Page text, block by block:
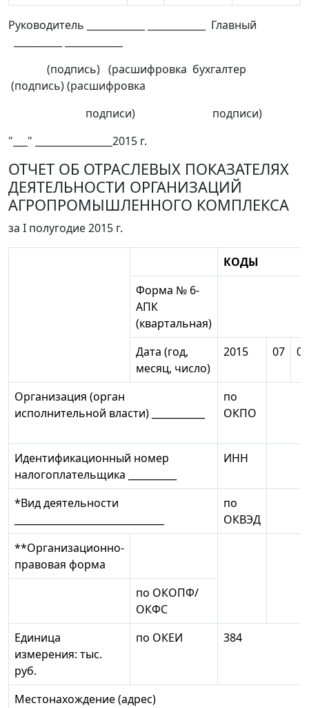
Руководитель ____________ ____________ Главный
(подпись) (расшифровка бухгалтер
(подпись) (расшифровка
подписи) подписи)
"___" ________________2015 г.
ОТЧЕТ ОБ ОТРАСЛЕВЫХ ПОКАЗАТЕЛЯХ
ДЕЯТЕЛЬНОСТИ ОРГАНИЗАЦИЙ
АГРОПРОМЫШЛЕННОГО КОМПЛЕКСА
за I полугодие 2015 г.
КОДЫ
Форма № 6-
АПК
(квартальная)
Дата (год,
месяц, число)
2015 07 01
Организация (орган
исполнительной власти) ___________
по
ОКПО
Идентификационный номер
налогоплательщика __________
ИНН
*Вид деятельности
по
ОКВЭД
**Организационно-
правовая форма
по ОКОПФ/
ОКФС
Единица
измерения: тыс.
руб.
по ОКЕИ 384
Местонахождение (адрес)